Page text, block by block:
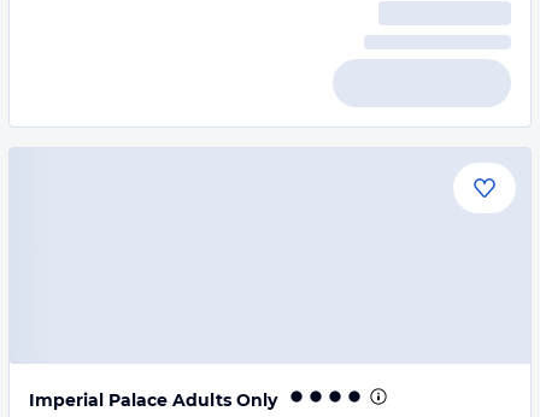
Imperial Palace Adults Only